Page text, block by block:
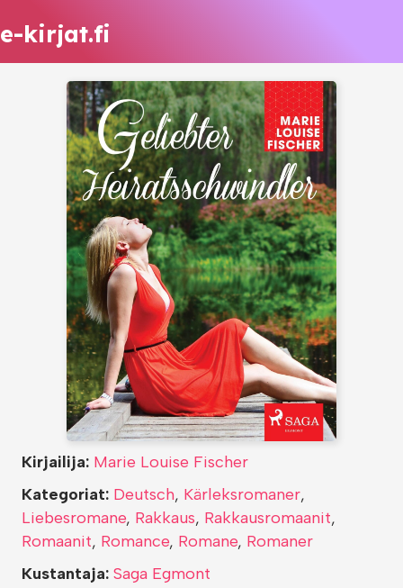
e-kirjat.fi
Kirjailija: Marie Louise Fischer
Kategoriat: Deutsch, Kärleksromaner,
Liebesromane, Rakkaus, Rakkausromaanit,
Romaanit, Romance, Romane, Romaner
Kustantaja: Saga Egmont